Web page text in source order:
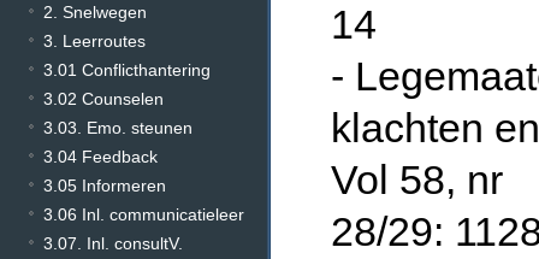
2. Snelwegen
3. Leerroutes
3.01 Conflicthantering
3.02 Counselen
3.03. Emo. steunen
3.04 Feedback
3.05 Informeren
3.06 Inl. communicatieleer
3.07. Inl. consultV.
14
-
klachten
Vol 58, nr
28/29: